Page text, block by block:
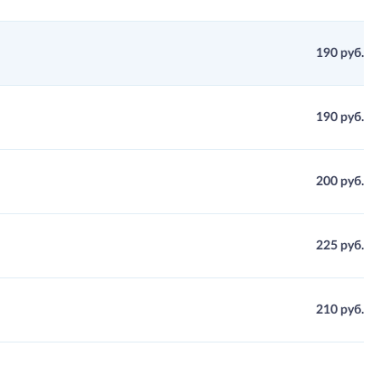
190 руб.
190 руб.
200 руб.
225 руб.
210 руб.